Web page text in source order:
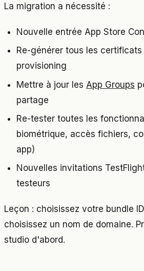
La migration a nécessité :
Nouvelle entrée App Store
Re-générer tous les
provisioning
Mettre à jour les App Groups
partage
Re-tester toutes les
biométrique, accès fichiers,
app)
Nouvelles invitations
testeurs
Leçon : choisissez votre bundle
choisissez un nom de domaine.
studio d'abord.